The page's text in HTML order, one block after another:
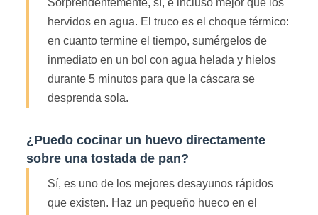
hervidos en agua. El truco es el choque térmico:
en cuanto termine el tiempo, sumérgelos de
inmediato en un bol con agua helada y hielos
durante 5 minutos para que la cáscara se
desprenda sola.
¿Puedo cocinar un huevo directamente
sobre una tostada de pan?
Sí, es uno de los mejores desayunos rápidos
que existen. Haz un pequeño hueco en el